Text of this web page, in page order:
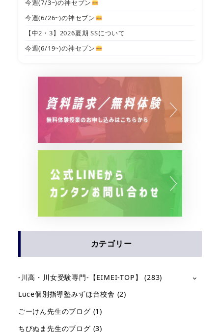
今週(7/3~)の神セブン
今週(6/26~)の神セブン
【中2・3】2026夏期 SSについて
今週(6/19~)の神セブン
カテゴリー
-川高・川女受験専門-【EIMEI-TOP】
(283)
Luce個別指導塾みずほ台校舎 (2)
ごーけん先生のブログ (1)
ちびぬま先生のブログ (3)